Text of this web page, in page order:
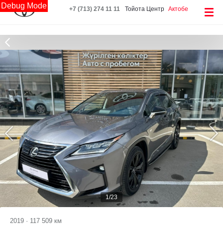
Debug Mode +7 (713) 274 11 11 Тойота Центр Актобе
1/23
2019 · 117 509 км